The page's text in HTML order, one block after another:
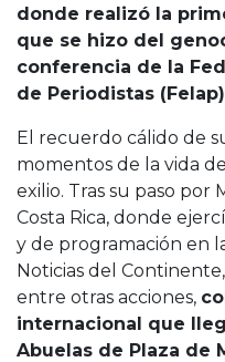
donde realizó la
que se hizo del
conferencia de la
de Periodistas
El recuerdo cálido de
momentos de la vida
exilio. Tras su paso por
Costa Rica, donde
y de programación en
Noticias del
entre otras acciones,
internacional que
Abuelas de Plaza de